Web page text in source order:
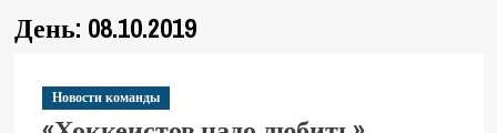
День: 08.10.2019
Новости команды